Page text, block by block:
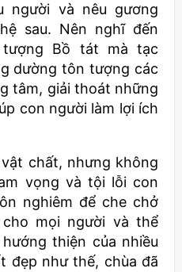
người và nêu gương
sau. Nên nghĩ đến
Bồ tát mà tạc
dường tôn tượng các
tâm, giải thoát những
con người làm lợi ích
chất, nhưng không
vọng và tội lỗi con
nghiêm để che chở
mọi người và thể
thiện của nhiều
đẹp như thế, chùa đã